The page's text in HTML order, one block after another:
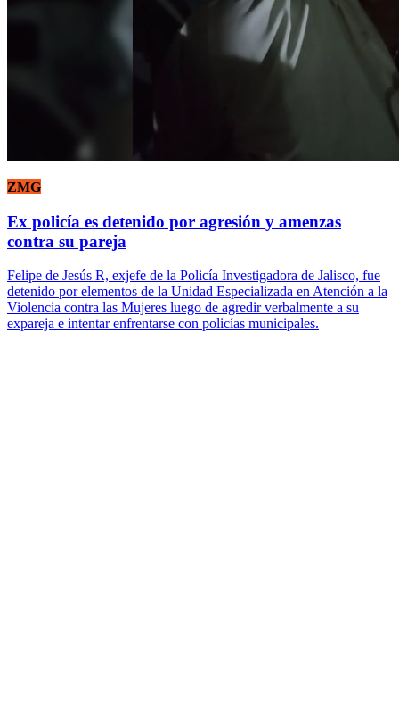
ZMG
Ex policía es detenido por agresión y amenzas
contra su pareja
Felipe de Jesús R, exjefe de la Policía Investigadora de Jalisco, fue
detenido por elementos de la Unidad Especializada en Atención a la
Violencia contra las Mujeres luego de agredir verbalmente a su
expareja e intentar enfrentarse con policías municipales.